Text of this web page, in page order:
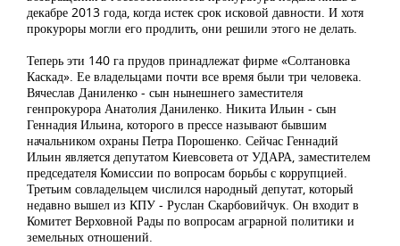
декабре 2013 года, когда истек срок исковой давности. И хотя
прокуроры могли его продлить, они решили этого не делать.
Теперь эти 140 га прудов принадлежат фирме «Солтановка
Каскад». Ее владельцами почти все время были три человека.
Вячеслав Даниленко - сын нынешнего заместителя
генпрокурора Анатолия Даниленко. Никита Ильин - сын
Геннадия Ильина, которого в прессе называют бывшим
начальником охраны Петра Порошенко. Сейчас Геннадий
Ильин является депутатом Киевсовета от УДАРА, заместителем
председателя Комиссии по вопросам борьбы с коррупцией.
Третьим совладельцем числился народный депутат, который
недавно вышел из КПУ - Руслан Скарбовийчук. Он входит в
Комитет Верховной Рады по вопросам аграрной политики и
земельных отношений.